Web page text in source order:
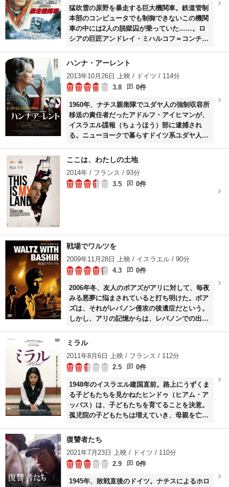
猛吹雪の原野を暴走する巨大機関車。鉄道管制
本部のコンピュータでも制御できないこの機関
車の中には2人の脱獄囚が乗っていた……。ロ
シアの巨匠アンドレイ・ミハルコフ＝コンチャ
した作品。
ハンナ・アーレント
2013年10月26日 上映 / ドイツ / 114分
3.8
0件
1960年、ナチス親衛隊でユダヤ人の強制収容所
移送の責任者だったアドルフ・アイヒマンが、
イスラエル諜報（ちょうほう）部に逮捕され
る。ニューヨークで暮らすドイツ系ユダヤ人の
は、彼の裁判の傍聴を希望。だが、彼女が発表
ここは、わたしの土地
2014年 / フランス / 93分
3.5
0件
戦場でワルツを
2009年11月28日 上映 / イスラエル / 90分
4.3
0件
2006年冬、友人のボアズがアリに対して、毎夜
みる悪夢に悩まされていると打ち明けた。ボア
ズは、それがレバノン侵攻の後遺症だという。
しかし、アリの記憶からは、レバノンでの出来
取り戻すために、アリは世界中に散らばる戦友
ミラル
2011年8月6日 上映 / フランス / 112分
2.5
0件
1948年のイスラエル建国直前。路上にうずくま
る子どもたちを見かねたヒンドゥ（ヒアム・ア
ッバス）は、子どもたちを育てることを決意。
孤児院の子どもたちは増えていき、母親を亡く
れた。1987年、17歳になったミラルはイスラエ
ーダに参加。しかし、警察に連行されてしま
い……。
復讐者たち
2021年7月23日 上映 / ドイツ / 110分
2.9
0件
1945年、敗戦直後のドイツ。ナチスによるホロ